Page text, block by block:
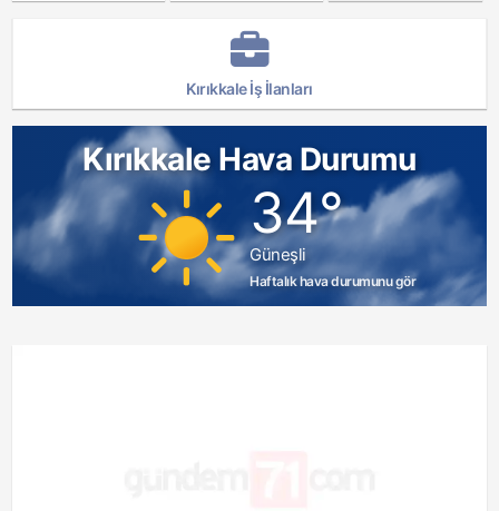
Kırıkkale İş İlanları
Kırıkkale Hava Durumu
34°
Güneşli
Haftalık hava durumunu gör